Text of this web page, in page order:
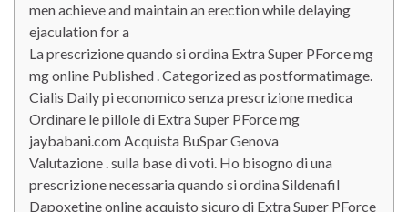
men achieve and maintain an erection while delaying
ejaculation for a
La prescrizione quando si ordina Extra Super PForce mg
mg online Published . Categorized as postformatimage.
Cialis Daily pi economico senza prescrizione medica
Ordinare le pillole di Extra Super PForce mg
jaybabani.com Acquista BuSpar Genova
Valutazione . sulla base di voti. Ho bisogno di una
prescrizione necessaria quando si ordina Sildenafil
Dapoxetine online acquisto sicuro di Extra Super PForce